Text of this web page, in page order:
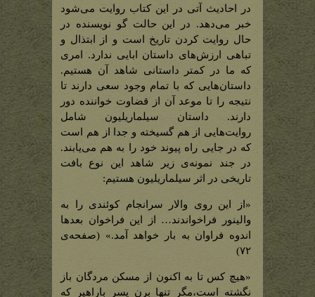
در احادیث آتی در این کتاب روایت می‌شود
خبر می‌دهد. در این حالت گو نویسنده در
حال روایت کردن تاریخ است و از ابتذال و
تباهی ارزش‌های داستان ابایی ندارد. امری
که ما در کمتر داستانی شاهد آن هستیم.
داستان‌هایی که با تمام وجود سعی دارند تا
نتیجه را تا موعد آن از قضاوت خواننده دور
دارند. داستان سیلماریلیون شامل
روایت‌هایی از هم گسیخته و جدا از هم است
که در جایی راه پیوند خود را به هم می‌یابند.
در جند نمونه‌ی زیر شاهد این نوع بافت
تاریخی در اثر سیلماریلیون هستیم:
«از این روی والار سرانجام کوئندی را به
والینور فراخواندند… از این فراخوان بعدها
اندوه فراوان به بار خواهد آمد.» (صفحه‌ی
۷۲)
«هیچ کس تا به اکنون از مسکن مردگان باز
نگشته است،مگر تنها برن پسر باراهیر که